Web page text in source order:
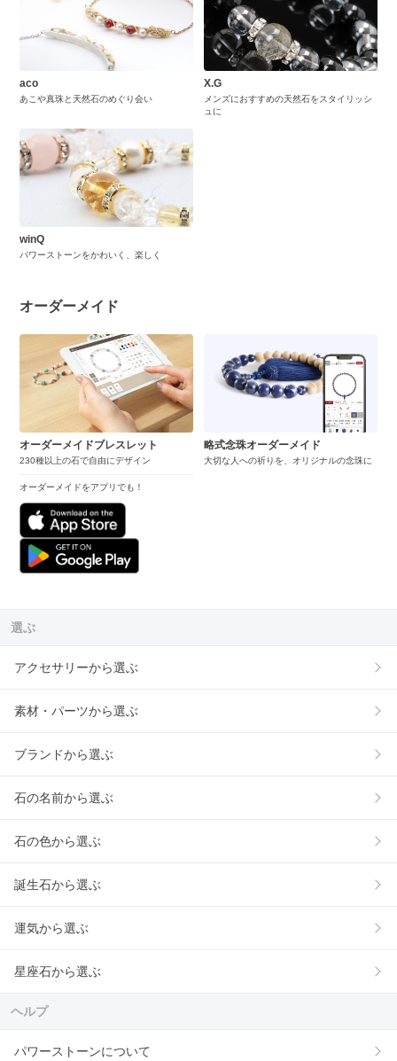
aco
あこや真珠と天然石のめぐり会い
X.G
メンズにおすすめの天然石をスタイリッシ
ュに
winQ
パワーストーンをかわいく、楽しく
オーダーメイド
オーダーメイドブレスレット
230種以上の石で自由にデザイン
オーダーメイドをアプリでも！
略式念珠オーダーメイド
大切な人への祈りを、オリジナルの念珠に
選ぶ
アクセサリーから選ぶ
素材・パーツから選ぶ
ブランドから選ぶ
石の名前から選ぶ
石の色から選ぶ
誕生石から選ぶ
運気から選ぶ
星座石から選ぶ
ヘルプ
パワーストーンについて